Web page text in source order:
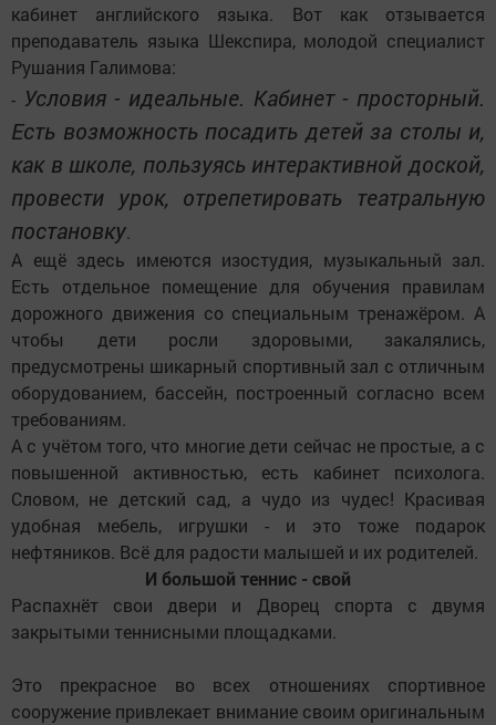
кабинет английского языка. Вот как отзывается
преподаватель языка Шекспира, молодой специалист
Рушания Галимова:
- Условия - идеальные. Кабинет - просторный.
Есть возможность посадить детей за столы и,
как в школе, пользуясь интерактивной доской,
провести урок, отрепетировать театральную
постановку.
А ещё здесь имеются изостудия, музыкальный зал.
Есть отдельное помещение для обучения правилам
дорожного движения со специальным тренажёром. А
чтобы дети росли здоровыми, закалялись,
предусмотрены шикарный спортивный зал с отличным
оборудованием, бассейн, построенный согласно всем
требованиям.
А с учётом того, что многие дети сейчас не простые, а с
повышенной активностью, есть кабинет психолога.
Словом, не детский сад, а чудо из чудес! Красивая
удобная мебель, игрушки - и это тоже подарок
нефтяников. Всё для радости малышей и их родителей.
И большой теннис - свой
Распахнёт свои двери и Дворец спорта с двумя
закрытыми теннисными площадками.
Это прекрасное во всех отношениях спортивное
сооружение привлекает внимание своим оригинальным